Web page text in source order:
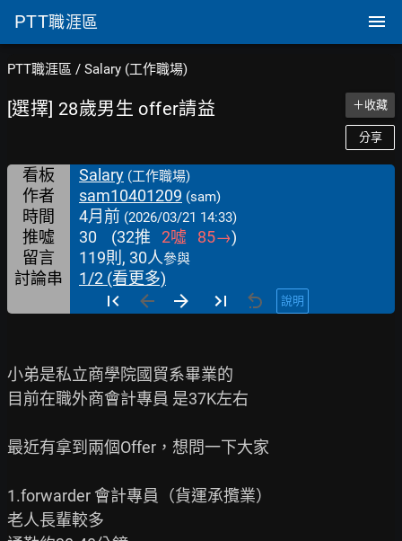
PTT職涯區
PTT職涯區 / Salary (工作職場)
[選擇] 28歲男生 offer請益 ＋收藏
分享
看板 Salary (工作職場)
作者 sam10401209 (sam)
時間 4月前 (2026/03/21 14:33)
推噓 30 (32推 2噓 85→)
留言
119則, 30人參與
討論串 1/2 (看更多)
說明
小弟是私立商學院國貿系畢業的
目前在職外商會計專員 是37K左右
最近有拿到兩個Offer，想問一下大家
1.forwarder 會計專員（貨運承攬業）
老人長輩較多